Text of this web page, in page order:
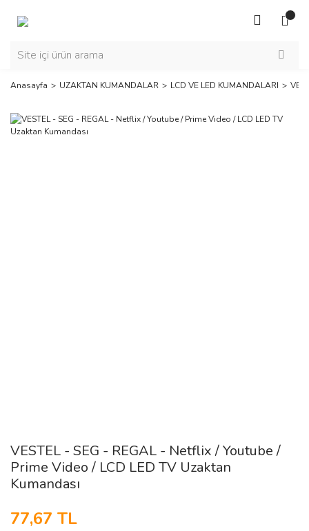
Anasayfa UZAKTAN KUMANDALAR LCD VE LED KUMANDALARI
VESTEL - SEG - REGAL - Netflix / Youtube /
Prime Video / LCD LED TV Uzaktan
Kumandası
77,67 TL